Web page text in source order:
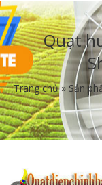
Quạt
Trang chủ» Sản